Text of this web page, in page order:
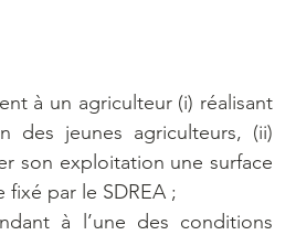
à un agriculteur (i) réalisant
des jeunes agriculteurs, (ii)
son exploitation une surface
par le SDREA ;
à l’une des conditions